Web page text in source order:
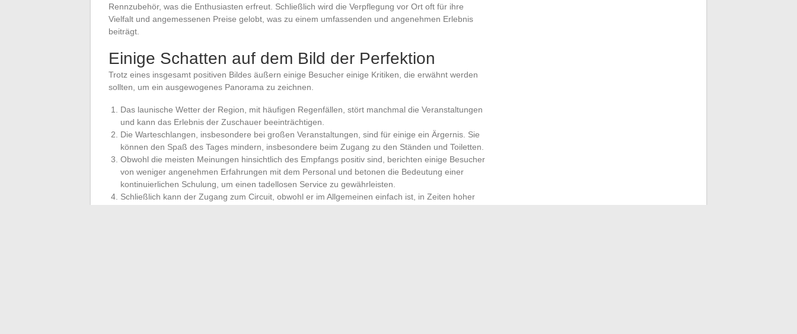
Rennzubehör, was die Enthusiasten erfreut. Schließlich wird die Verpflegung vor Ort oft für ihre
Vielfalt und angemessenen Preise gelobt, was zu einem umfassenden und angenehmen Erlebnis
beiträgt.
Einige Schatten auf dem Bild der Perfektion
Trotz eines insgesamt positiven Bildes äußern einige Besucher einige Kritiken, die erwähnt werden
sollten, um ein ausgewogenes Panorama zu zeichnen.
Das launische Wetter der Region, mit häufigen Regenfällen, stört manchmal die Veranstaltungen
und kann das Erlebnis der Zuschauer beeinträchtigen.
Die Warteschlangen, insbesondere bei großen Veranstaltungen, sind für einige ein Ärgernis. Sie
können den Spaß des Tages mindern, insbesondere beim Zugang zu den Ständen und Toiletten.
Obwohl die meisten Meinungen hinsichtlich des Empfangs positiv sind, berichten einige Besucher
von weniger angenehmen Erfahrungen mit dem Personal und betonen die Bedeutung einer
kontinuierlichen Schulung, um einen tadellosen Service zu gewährleisten.
Schließlich kann der Zugang zum Circuit, obwohl er im Allgemeinen einfach ist, in Zeiten hoher